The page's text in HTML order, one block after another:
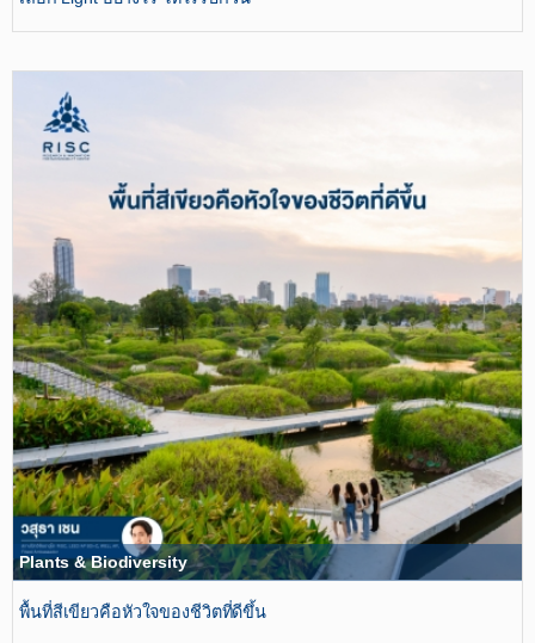
Plants & Biodiversity
พื้นที่สีเขียวคือหัวใจของชีวิตที่ดีขึ้น